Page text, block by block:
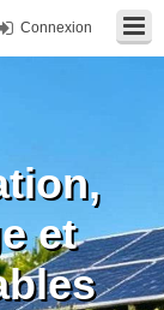
Connexion
et